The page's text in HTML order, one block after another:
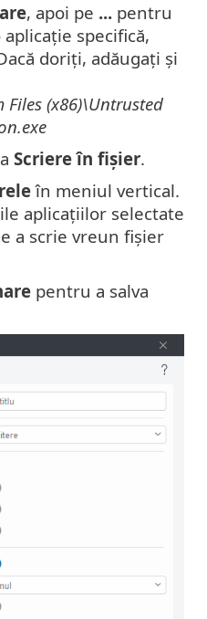
, apoi pe ... pentru
specifică,
doriți, adăugați și
Files (x86)\Untrusted
Scriere în fișier.
în meniul vertical.
aplicațiilor selectate
a scrie vreun fișier
pentru a salva